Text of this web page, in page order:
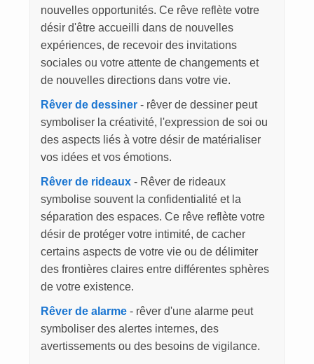
nouvelles opportunités. Ce rêve reflète votre
désir d'être accueilli dans de nouvelles
expériences, de recevoir des invitations
sociales ou votre attente de changements et
de nouvelles directions dans votre vie.
Rêver de dessiner- rêver de dessiner peut
symboliser la créativité, l'expression de soi ou
des aspects liés à votre désir de matérialiser
vos idées et vos émotions.
Rêver de rideaux- Rêver de rideaux
symbolise souvent la confidentialité et la
séparation des espaces. Ce rêve reflète votre
désir de protéger votre intimité, de cacher
certains aspects de votre vie ou de délimiter
des frontières claires entre différentes sphères
de votre existence.
Rêver de alarme- rêver d'une alarme peut
symboliser des alertes internes, des
avertissements ou des besoins de vigilance.